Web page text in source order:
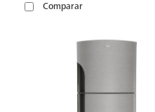
Comparar